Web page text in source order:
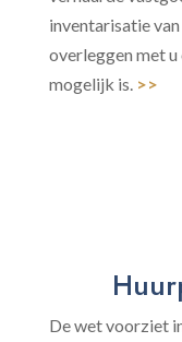
inventarisatie
overleggen met
mogelijk is. >>
De wet voorziet